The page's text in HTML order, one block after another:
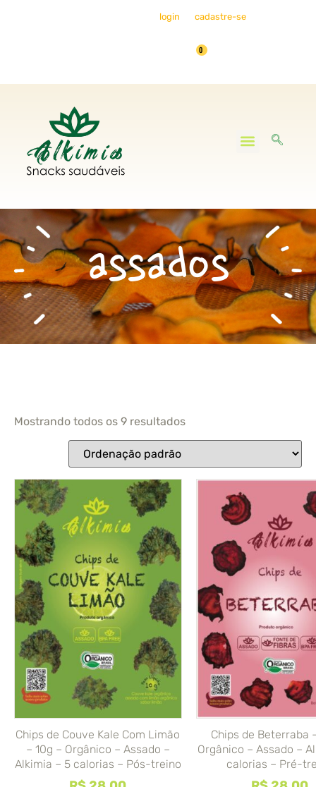
login cadastre-se
0
assados
Mostrando todos os 9 resultados
Chips de Couve Kale Com Limão
– 10g – Orgânico – Assado –
Alkimia – 5 calorias – Pós-treino
Chips de Beterraba
Orgânico – Assado –
calorias – Pré-